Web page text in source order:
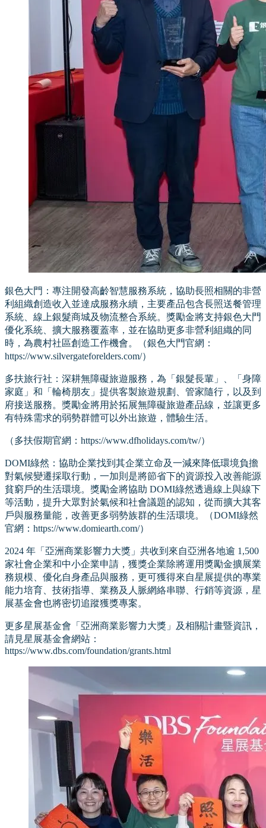
銀色大門：專注開發高齡智慧服務系統，協助長照相關的非營
利組織創造收入並達成服務永續，主要產品包含長照送餐管理
系統、線上銀髮商城及物流整合系統。獎勵金將支持銀色大門
優化系統、擴大服務覆蓋率，並在協助更多非營利組織的同
時，為農村社區創造工作機會。（銀色大門官網：
https://www.silvergateforelders.com/）
多扶旅行社：深耕無障礙旅遊服務，為「銀髮長輩」、「身障
家庭」和「輪椅朋友」提供客製旅遊規劃、管家隨行，以及到
府接送服務。獎勵金將用於拓展無障礙旅遊產品線，並讓更多
有特殊需求的弱勢群體可以外出旅遊，體驗生活。
（多扶假期官網：https://www.dfholidays.com/tw/）
DOMI綠然：協助企業找到其企業立命及一減來降低環境負擔
對氣候變遷採取行動，一加則是將節省下的資源投入改善能源
貧窮戶的生活環境。獎勵金將協助 DOMI綠然透過線上與線下
等活動，提升大眾對於氣候和社會議題的認知，從而擴大其客
戶與服務量能，改善更多弱勢族群的生活環境。（DOMI綠然
官網：https://www.domiearth.com/）
2024 年「亞洲商業影響力大獎」共收到來自亞洲各地逾 1,500
家社會企業和中小企業申請，獲獎企業除將運用獎勵金擴展業
務規模、優化自身產品與服務，更可獲得來自星展提供的專業
能力培育、技術指導、業務及人脈網絡串聯、行銷等資源，星
展基金會也將密切追蹤獲獎專案。
更多星展基金會「亞洲商業影響力大獎」及相關計畫暨資訊，
請見星展基金會網站：
https://www.dbs.com/foundation/grants.html